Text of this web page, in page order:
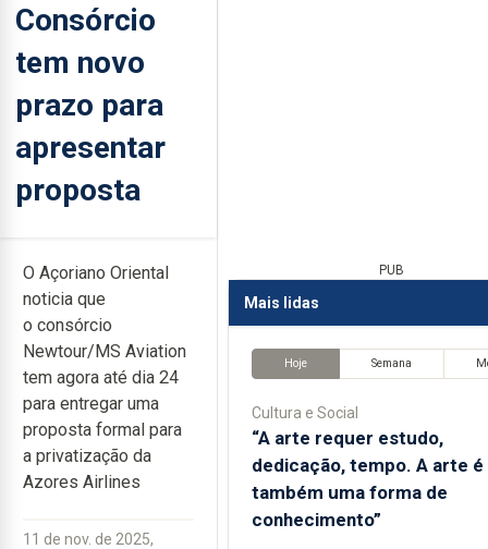
Consórcio
tem novo
prazo para
apresentar
proposta
O Açoriano Oriental
noticia que
o consórcio
Newtour/MS Aviation
tem agora até dia 24
para entregar uma
proposta formal para
a privatização da
Azores Airlines
11 de nov. de 2025,
PUB
Mais lidas
Hoje Semana
Cultura e Social
“A arte requer estudo,
dedicação, tempo. A arte é
também uma forma de
conhecimento”